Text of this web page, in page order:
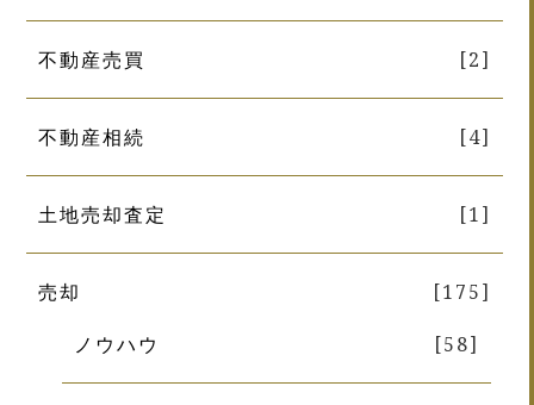
不動産売買 [2]
不動産相続 [4]
土地売却査定 [1]
売却
[175]
ノウハウ
[58]